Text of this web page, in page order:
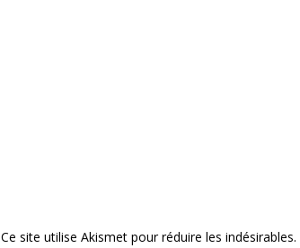
Ce site utilise Akismet pour réduire les indésirables.